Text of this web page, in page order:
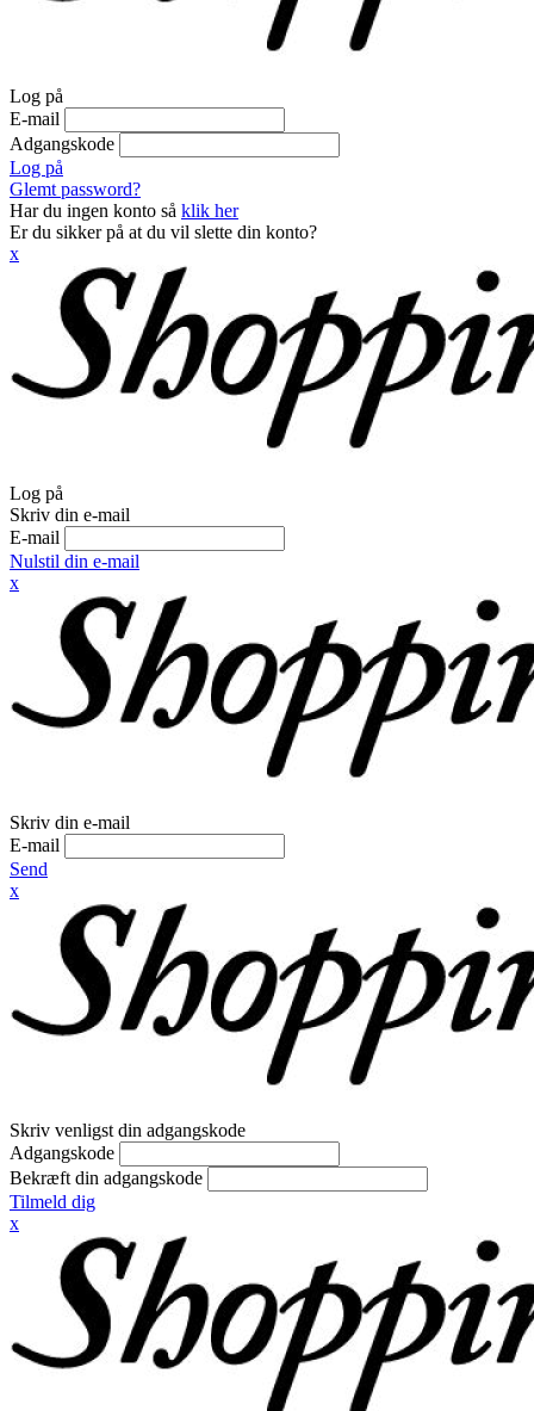
Log på
E-mail
Adgangskode
Log på
Glemt password?
Har du ingen konto så klik her
Er du sikker på at du vil slette din konto?
x
Log på
Skriv din e-mail
E-mail
Nulstil din e-mail
x
Skriv din e-mail
E-mail
Send
x
Skriv venligst din adgangskode
Adgangskode
Bekræft din adgangskode
Tilmeld dig
x